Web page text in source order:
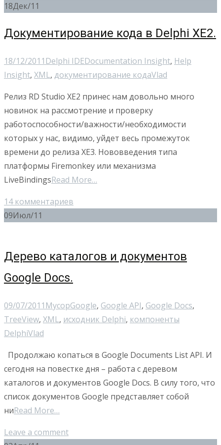
18Дек/11
Документирование кода в Delphi XE2.
18/12/2011 Delphi IDEDocumentation Insight, Help
Insight, XML, документирование кодаVlad
Релиз RD Studio XE2 принес нам довольно много
новинок на рассмотрение и проверку
работоспособности/важности/необходимости
которых у нас, видимо, уйдет весь промежуток
времени до релиза XE3. Нововведения типа
платформы Firemonkey или механизма
LiveBindingsRead More…
14 комментариев
09Июл/11
Дерево каталогов и документов
Google Docs.
09/07/2011 МусорGoogle, Google API, Google Docs,
TreeView, XML, исходник Delphi, компоненты
DelphiVlad
Продолжаю копаться в Google Documents List API. И
сегодня на повестке дня – работа с деревом
каталогов и документов Google Docs. В силу того, что
список документов Google представляет собой
ниRead More…
Leave a comment